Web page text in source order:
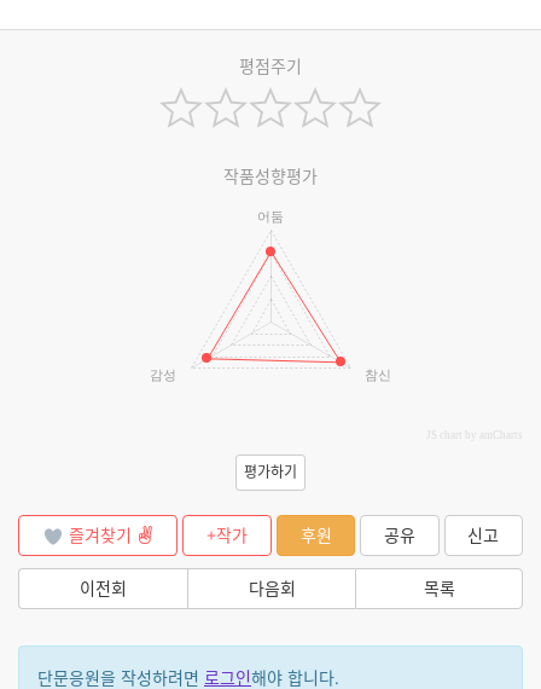
평점주기
작품성향평가
어둠
참신
감성
JS chart by amCharts
평가하기
즐겨찾기 +작가 후원 공유 신고
이전회 다음회 목록
단문응원을 작성하려면 로그인해야 합니다.